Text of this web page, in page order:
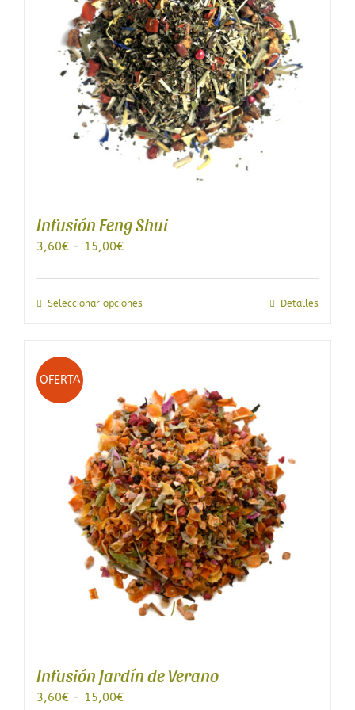
elegir
en
la
página
de
producto
Infusión Feng Shui
3,60€ - 15,00€Rango
precios:
desde
Seleccionar opcionesEste
Las
opciones
se
pueden
elegir
en
la
página
de
producto
Detalles
OFERTA
Infusión Jardín de Verano
3,60€ - 15,00€Rango